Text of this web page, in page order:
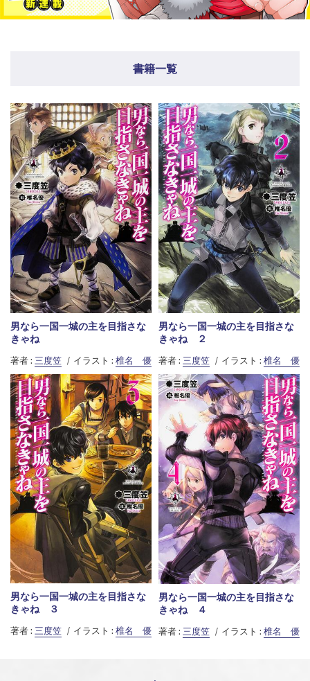
書籍一覧
男なら一国一城の主を目指さな
きゃね
著者 : 三度笠 イラスト : 椎名 優
男なら一国一城の主を目指さな
きゃね ２
著者 : 三度笠 イラスト : 椎名 優
男なら一国一城の主を目指さな
きゃね ３
著者 : 三度笠 イラスト : 椎名 優
男なら一国一城の主を目指さな
きゃね ４
著者 : 三度笠 イラスト : 椎名 優